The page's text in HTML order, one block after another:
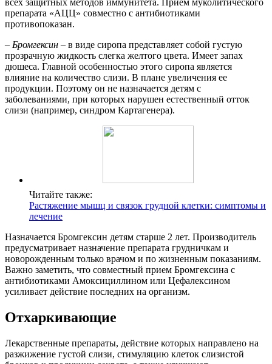
всех защитных методов иммунитета. Прием муколитического
препарата «АЦЦ» совместно с антибиотиками
противопоказан.
– Бромгексин – в виде сиропа представляет собой густую
прозрачную жидкость слегка желтого цвета. Имеет запах
дюшеса. Главной особенностью этого сиропа является
влияние на количество слизи. В плане увеличения ее
продукции. Поэтому он не назначается детям с
заболеваниями, при которых нарушен естественный отток
слизи (например, синдром Картагенера).
Читайте также:
Растяжение мышц и связок грудной клетки: симптомы и
лечение
Назначается Бромгексин детям старше 2 лет. Производитель
предусматривает назначение препарата грудничкам и
новорожденным только врачом и по жизненным показаниям.
Важно заметить, что совместный прием Бромгексина с
антибиотиками Амоксициллином или Цефалексином
усиливает действие последних на организм.
Отхаркивающие
Лекарственные препараты, действие которых направлено на
разжижение густой слизи, стимуляцию клеток слизистой